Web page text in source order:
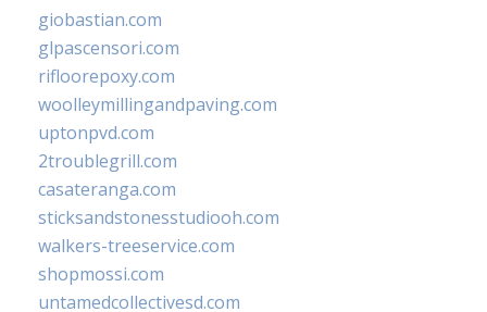
giobastian.com
glpascensori.com
rifloorepoxy.com
woolleymillingandpaving.com
uptonpvd.com
2troublegrill.com
casateranga.com
sticksandstonesstudiooh.com
walkers-treeservice.com
shopmossi.com
untamedcollectivesd.com